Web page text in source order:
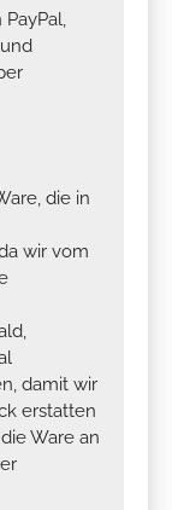
die in
wir vom
damit wir
erstatten
Ware an